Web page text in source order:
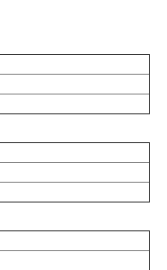
Designer Teppich 160 x 230